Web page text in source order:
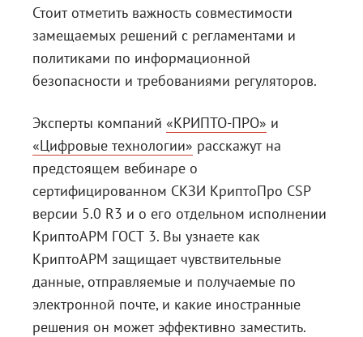
Стоит отметить важность совместимости
замещаемых решений с регламентами и
политиками по информационной
безопасности и требованиями регуляторов.
Эксперты компаний «КРИПТО-ПРО» и
«Цифровые технологии» расскажут на
предстоящем вебинаре о
сертифицированном СКЗИ КриптоПро CSP
версии 5.0 R3 и о его отдельном исполнении
КриптоАРМ ГОСТ 3. Вы узнаете как
КриптоАРМ защищает чувствительные
данные, отправляемые и получаемые по
электронной почте, и какие иностранные
решения он может эффективно заместить.